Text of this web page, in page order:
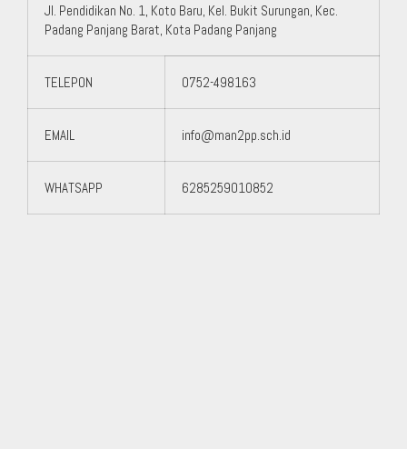
Jl. Pendidikan No. 1, Koto Baru, Kel. Bukit Surungan, Kec.
Padang Panjang Barat, Kota Padang Panjang
TELEPON 0752-498163
EMAIL info@man2pp.sch.id
WHATSAPP 6285259010852